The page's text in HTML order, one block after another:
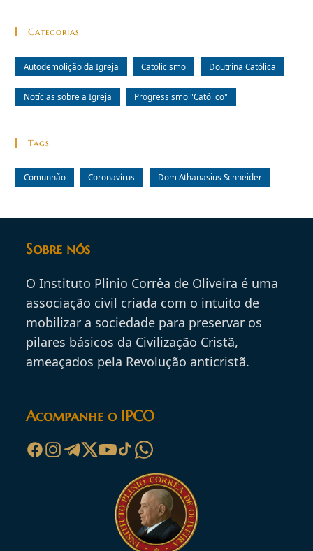
Categorias
Autodemolição da Igreja Catolicismo Doutrina Católica
Notícias sobre a Igreja Progressismo "Católico"
Tags
Comunhão Coronavírus Dom Athanasius Schneider
Sobre nós
O Instituto Plinio Corrêa de Oliveira é uma
associação civil criada com o intuito de
mobilizar a sociedade para preservar os
pilares básicos da Civilização Cristã,
ameaçados pela Revolução anticristã.
Acompanhe o IPCO